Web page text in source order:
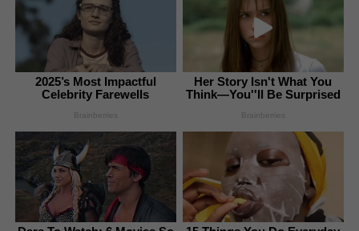
2025’s Most Impactful
Celebrity Farewells
Brainberries
Her Story Isn't What You
Think—You''ll Be Surprised
Brainberries